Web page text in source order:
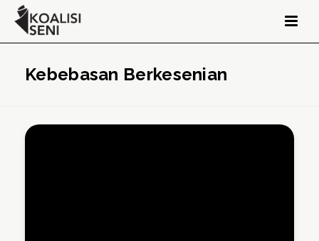
Kebebasan Berkesenian